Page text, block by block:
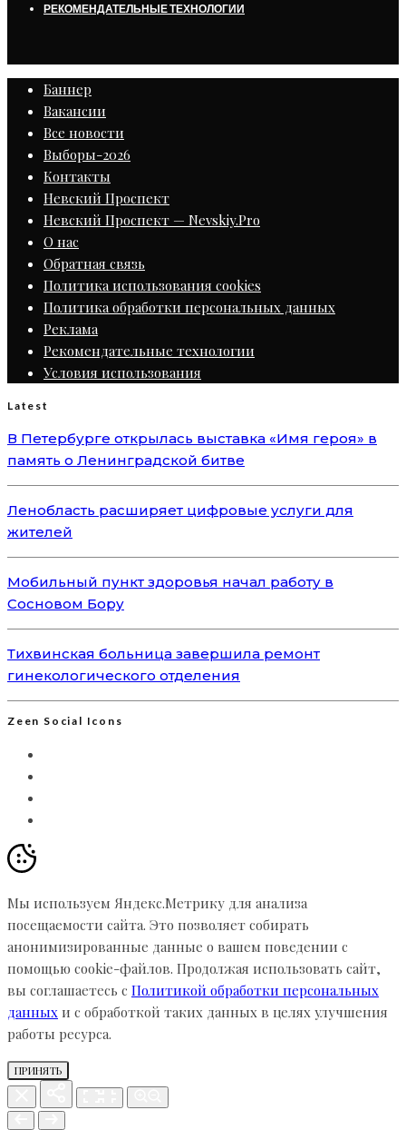
РЕКОМЕНДАТЕЛЬНЫЕ ТЕХНОЛОГИИ
Баннер
Вакансии
Все новости
Выборы-2026
Контакты
Невский Проспект
Невский Проспект — Nevskiy.Pro
О нас
Обратная связь
Политика использования cookies
Политика обработки персональных данных
Реклама
Рекомендательные технологии
Условия использования
Latest
В Петербурге открылась выставка «Имя героя» в
память о Ленинградской битве
Ленобласть расширяет цифровые услуги для
жителей
Мобильный пункт здоровья начал работу в
Сосновом Бору
Тихвинская больница завершила ремонт
гинекологического отделения
Zeen Social Icons
Мы используем Яндекс.Метрику для анализа
посещаемости сайта. Это позволяет собирать
анонимизированные данные о вашем поведении с
помощью cookie-файлов. Продолжая использовать сайт,
вы соглашаетесь с Политикой обработки персональных
данных и с обработкой таких данных в целях улучшения
работы ресурса.
ПРИНЯТЬ